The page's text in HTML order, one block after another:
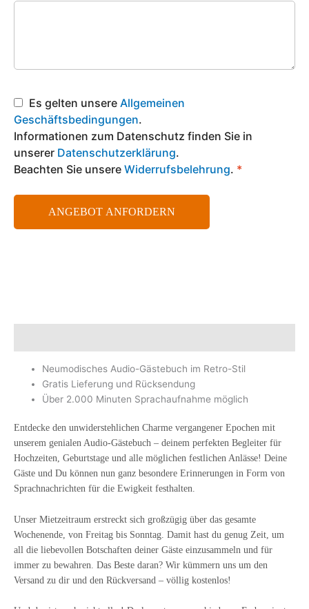
Es gelten unsere Allgemeinen
Geschäftsbedingungen.
Informationen zum Datenschutz finden Sie in
unserer Datenschutzerklärung.
Beachten Sie unsere Widerrufsbelehrung. *
ANGEBOT ANFORDERN
Neumodisches Audio-Gästebuch im Retro-Stil
Gratis Lieferung und Rücksendung
Über 2.000 Minuten Sprachaufnahme möglich
Entdecke den unwiderstehlichen Charme vergangener Epochen mit
unserem genialen Audio-Gästebuch – deinem perfekten Begleiter für
Hochzeiten, Geburtstage und alle möglichen festlichen Anlässe! Deine
Gäste und Du können nun ganz besondere Erinnerungen in Form von
Sprachnachrichten für die Ewigkeit festhalten.
Unser Mietzeitraum erstreckt sich großzügig über das gesamte
Wochenende, von Freitag bis Sonntag. Damit hast du genug Zeit, um
all die liebevollen Botschaften deiner Gäste einzusammeln und für
immer zu bewahren. Das Beste daran? Wir kümmern uns um den
Versand zu dir und den Rückversand – völlig kostenlos!